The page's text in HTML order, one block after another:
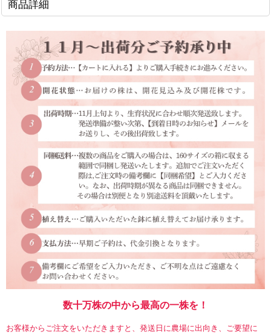
商品詳細
数十万株の中から最高の一株を！
お客様からご注文をいただきますと、発送日に農場に出向き、ご要望に